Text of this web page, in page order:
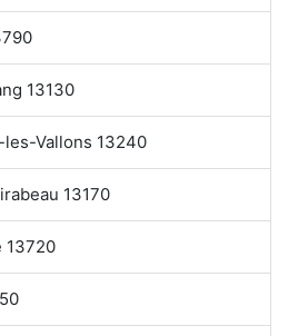
13130
Vallons 13240
13170
13720